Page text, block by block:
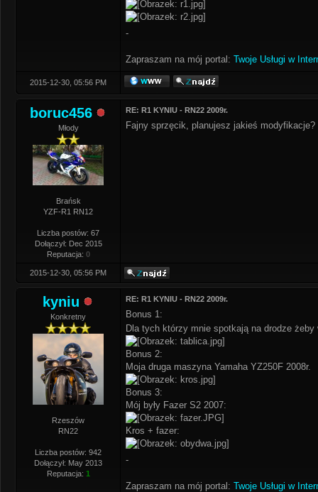
-
Zapraszam na mój portal: Twoje Usługi w
2015-12-30, 05:56 PM
boruc456
Młody
Brańsk
YZF-R1 RN12
Liczba postów: 67
Dołączył: Dec 2015
Reputacja: 0
RE: R1 KYNIU - RN22 2009r.
Fajny sprzęcik, planujesz jakieś modyfikacje?
2015-12-30, 05:56 PM
kyniu
Konkretny
Rzeszów
RN22
Liczba postów: 942
Dołączył: May 2013
Reputacja: 1
RE: R1 KYNIU - RN22 2009r.
Bonus 1:
Dla tych którzy mnie spotkają na drodze
Bonus 2:
Moja druga maszyna Yamaha YZ250F 2008r.
Bonus 3:
Mój były Fazer S2 2007:
Kros + fazer:
-
Zapraszam na mój portal: Twoje Usługi w